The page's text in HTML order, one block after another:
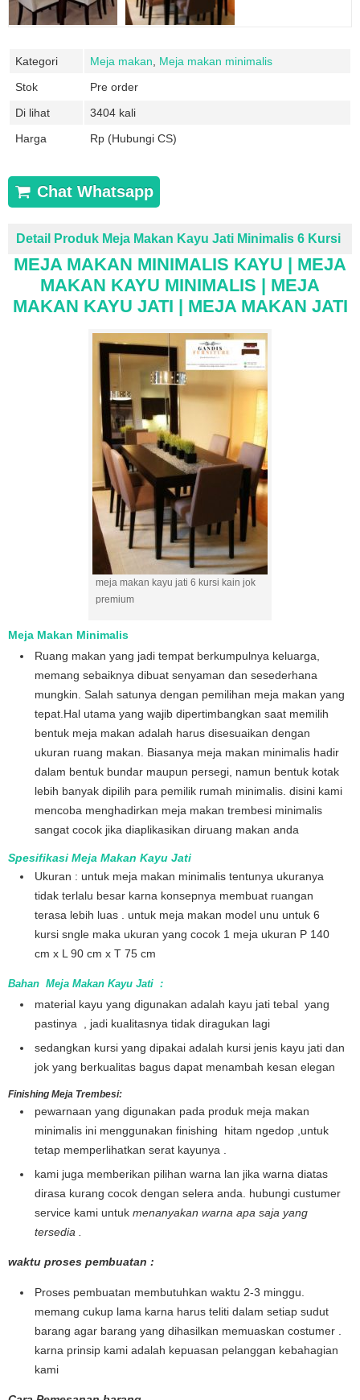
Kategori Meja makan, Meja makan minimalis
Stok
Pre order
Di lihat
3404 kali
Harga
Rp (Hubungi CS)
Chat Whatsapp
Detail Produk Meja Makan Kayu Jati Minimalis 6 Kursi
MEJA MAKAN MINIMALIS KAYU | MEJA
MAKAN KAYU MINIMALIS | MEJA
MAKAN KAYU JATI | MEJA MAKAN JATI
meja makan kayu jati 6 kursi kain jok
premium
Meja Makan Minimalis
Ruang makan yang jadi tempat berkumpulnya keluarga,
memang sebaiknya dibuat senyaman dan sesederhana
mungkin. Salah satunya dengan pemilihan meja makan yang
tepat.Hal utama yang wajib dipertimbangkan saat memilih
bentuk meja makan adalah harus disesuaikan dengan
ukuran ruang makan. Biasanya meja makan minimalis hadir
dalam bentuk bundar maupun persegi, namun bentuk kotak
lebih banyak dipilih para pemilik rumah minimalis. disini kami
mencoba menghadirkan meja makan trembesi minimalis
sangat cocok jika diaplikasikan diruang makan anda
Spesifikasi Meja Makan Kayu Jati
Ukuran : untuk meja makan minimalis tentunya ukuranya
tidak terlalu besar karna konsepnya membuat ruangan
terasa lebih luas . untuk meja makan model unu untuk 6
kursi sngle maka ukuran yang cocok 1 meja ukuran P 140
cm x L 90 cm x T 75 cm
Bahan Meja Makan Kayu Jati :
material kayu yang digunakan adalah kayu jati tebal yang
pastinya , jadi kualitasnya tidak diragukan lagi
sedangkan kursi yang dipakai adalah kursi jenis kayu jati dan
jok yang berkualitas bagus dapat menambah kesan elegan
Finishing Meja Trembesi:
pewarnaan yang digunakan pada produk meja makan
minimalis ini menggunakan finishing hitam ngedop ,untuk
tetap memperlihatkan serat kayunya .
kami juga memberikan pilihan warna lan jika warna diatas
dirasa kurang cocok dengan selera anda. hubungi custumer
service kami untuk menanyakan warna apa saja yang
tersedia .
waktu proses pembuatan :
Proses pembuatan membutuhkan waktu 2-3 minggu.
memang cukup lama karna harus teliti dalam setiap sudut
barang agar barang yang dihasilkan memuaskan costumer .
karna prinsip kami adalah kepuasan pelanggan kebahagian
kami